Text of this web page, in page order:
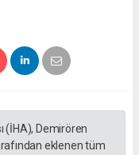
(İHA), Demirören
eklenen tüm